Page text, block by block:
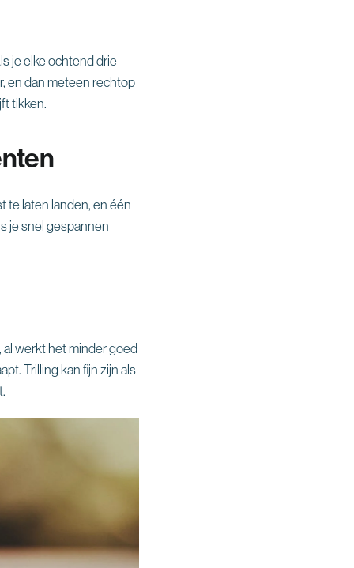
je elke ochtend drie
en dan meteen rechtop
tikken.
te laten landen, en één
je snel gespannen
al werkt het minder goed
Trilling kan fijn zijn als